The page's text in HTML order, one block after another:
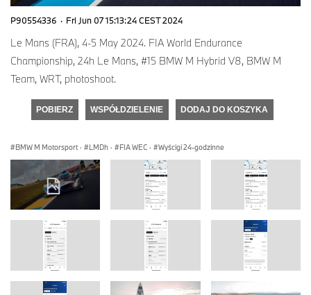
P90554336 · Fri Jun 07 15:13:24 CEST 2024
Le Mans (FRA), 4-5 May 2024. FIA World Endurance
Championship, 24h Le Mans, #15 BMW M Hybrid V8, BMW M
Team, WRT, photoshoot.
POBIERZ WSPÓŁDZIELENIE DODAJ DO KOSZYKA
BMW M Motorsport · LMDh · FIA WEC · Wyścigi 24-godzinne